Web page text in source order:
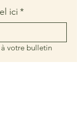
ici *
votre bulletin